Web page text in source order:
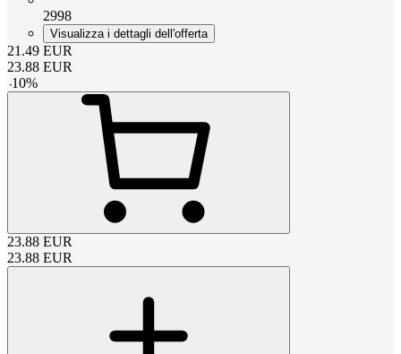
2998
Visualizza i dettagli dell'offerta
21.49 EUR
23.88 EUR
-10%
23.88 EUR
23.88 EUR